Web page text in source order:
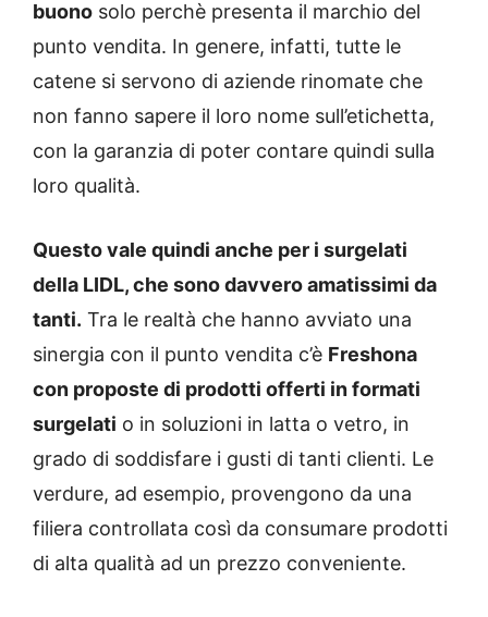
buono solo perchè presenta il marchio del
punto vendita. In genere, infatti, tutte le
catene si servono di aziende rinomate che
non fanno sapere il loro nome sull’etichetta,
con la garanzia di poter contare quindi sulla
loro qualità.
Questo vale quindi anche per i surgelati
della LIDL, che sono davvero amatissimi da
tanti. Tra le realtà che hanno avviato una
sinergia con il punto vendita c’è Freshona
con proposte di prodotti offerti in formati
surgelati o in soluzioni in latta o vetro, in
grado di soddisfare i gusti di tanti clienti. Le
verdure, ad esempio, provengono da una
filiera controllata così da consumare prodotti
di alta qualità ad un prezzo conveniente.